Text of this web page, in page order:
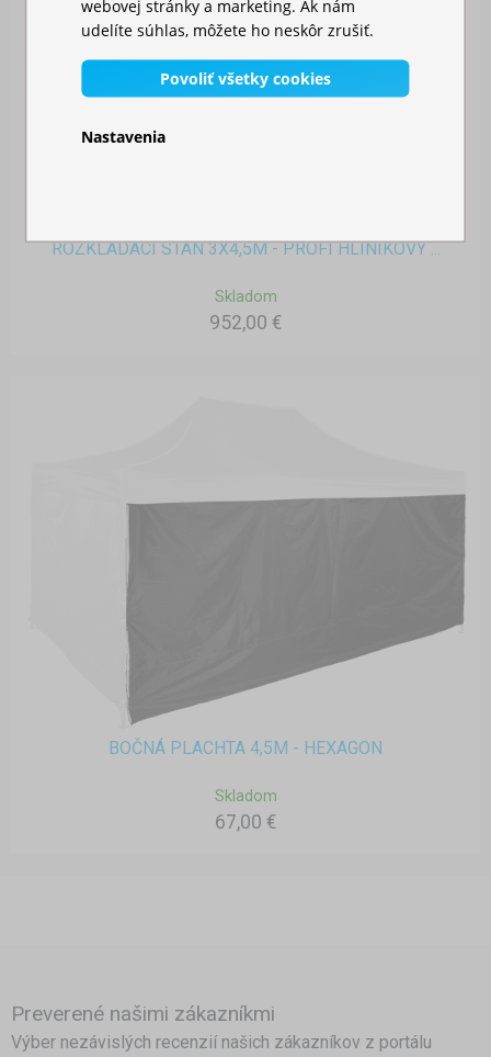
ROZKLADACÍ STAN 3X4,5M - PROFI HLINÍKOVÝ ...
Skladom
952,00 €
BOČNÁ PLACHTA 4,5M - HEXAGON
Skladom
67,00 €
Preverené našimi zákazníkmi
Výber nezávislých recenzií našich zákazníkov z portálu
webovej stránky a marketing. Ak nám
udelíte súhlas, môžete ho neskôr zrušiť.
Povoliť všetky cookies
Nastavenia